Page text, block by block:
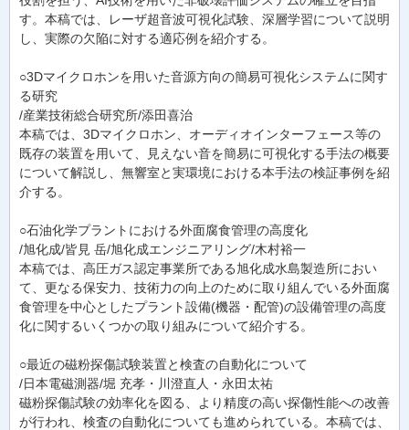
す。本稿では、レーザ超音波可視化試験、深層学習について説明
し、実際の欠陥に対する適応例を紹介する。
○3Dマイクロホンを用いた音源方向の簡易可視化システムに関す
る研究
/産業技術総合研究所/添田喜治
本稿では、3Dマイクロホン、オーディオインターフェース等の
既存の装置を用いて、見えない音を簡易に可視化する手法の概要
について解説し、無響室と実環境における本手法の検証事例を紹
介する。
○石油化学プラントにおける外面腐食管理の高度化
/旭化成/皆見 岳/旭化成エンジニアリング/木村裕一
本稿では、高圧ガス認定事業所である旭化成水島製造所におい
て、更なる保安力、技術力の向上のために取り組んでいる外面腐
食管理を中心としたプラント設備(機器・配管)の設備管理の高度
化に関するいくつかの取り組みについて紹介する。
○最近の磁粉探傷試験装置と検査の自動化について
/日本電磁測器/堀 充孝・川澄直人・永田太祐
磁粉探傷試験の効率化を図る、より精度の高い探傷性能への改善
が行われ、検査の自動化についても進められている。本稿では、